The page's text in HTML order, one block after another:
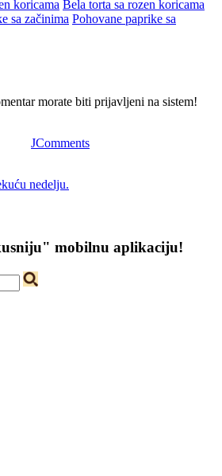
Bela torta sa rozen koricama
Pohovane paprike sa
morate biti prijavljeni na sistem!
JComments
nedelju.
mobilnu aplikaciju!